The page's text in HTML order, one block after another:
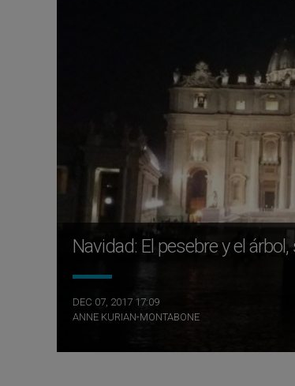
Navidad: El pesebre y el
DEC 07, 2017 17:09
ANNE KURIAN-MONTABONE